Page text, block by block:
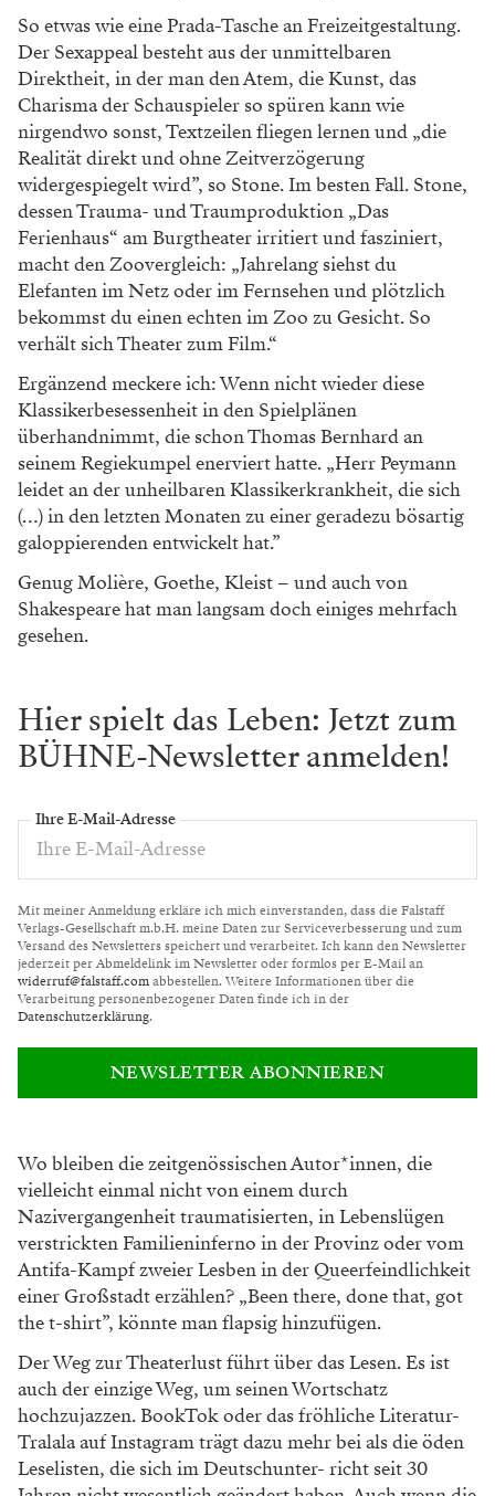
So etwaswie eine Prada-Tasche an Freizeitgestaltung.
Der Sexappealbesteht aus der unmittelbaren
Direktheit, in der man denAtem, die Kunst, das
Charisma der Schauspieler so spürenkann wie
nirgendwo sonst, Textzeilen fliegen lernen und „die
Realität direkt und ohne Zeitverzögerung
widergespiegeltwird”, so Stone. Im besten Fall. Stone,
dessen Trauma- undTraumproduktion „Das
Ferienhaus“ am Burgtheater irritiertund fasziniert,
macht den Zoovergleich: „Jahrelang siehst du
Elefanten im Netz oder im Fernsehen und plötzlich
bekommstdu einen echten im Zoo zu Gesicht. So
verhält sich Theaterzum Film.“
Ergänzend meckere ich: Wenn nicht wiederdiese
Klassikerbesessenheit in den Spielplänen
überhandnimmt, die schon Thomas Bernhard an
seinem Regiekumpelenerviert hatte. „Herr Peymann
leidet an der unheilbarenKlassikerkrankheit, die sich
(…) in den letzten Monatenzu einer geradezu bösartig
galoppierenden entwickelt hat.”
Genug Molière, Goethe, Kleist – und auch von
Shakespearehat man langsam doch einiges mehrfach
gesehen.
Hier spielt das Leben: Jetzt zum
BÜHNE-Newsletter anmelden!
Ihre E-Mail-Adresse
Mit meiner Anmeldung erkläre ich mich einverstanden, dass die Falstaff
Verlags-Gesellschaft m.b.H. meine Daten zur Serviceverbesserung und zum
Versand des Newsletters speichert und verarbeitet. Ich kann den Newsletter
jederzeit per Abmeldelink im Newsletter oder formlos per E-Mail an
widerruf@falstaff.comabbestellen. Weitere Informationen über die
Verarbeitung personenbezogener Daten finde ich in der
Datenschutzerklärung.
NEWSLETTER ABONNIEREN
Wo bleiben die zeitgenössischen Autor*innen, die
vielleichteinmal nicht von einem durch
Nazivergangenheit traumatisierten, in Lebenslügen
verstrickten Familieninferno inder Provinz oder vom
Antifa-Kampf zweier Lesben in derQueerfeindlichkeit
einer Großstadt erzählen? „Been there, done that, got
the t-shirt”, könnte man flapsig hinzufügen.
Der Weg zur Theaterlust führt über das Lesen. Es ist
auch dereinzige Weg, um seinen Wortschatz
hochzujazzen. BookTokoder das fröhliche Literatur-
Tralala auf Instagram trägt dazumehr bei als die öden
Leselisten, die sich im Deutschunter- richt seit 30